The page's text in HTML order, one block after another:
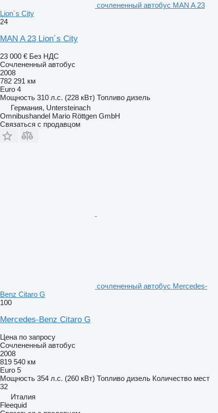
сочлененный автобус MAN A 23
Lion´s City
24
MAN A 23 Lion´s City
23 000 € Без НДС
Сочлененный автобус
2008
782 291 км
Euro 4
Мощность 310 л.с. (228 кВт) Топливо дизель
Германия, Untersteinach
Omnibushandel Mario Röttgen GmbH
Связаться с продавцом
сочлененный автобус Mercedes-
Benz Citaro G
100
Mercedes-Benz Citaro G
Цена по запросу
Сочлененный автобус
2008
819 540 км
Euro 5
Мощность 354 л.с. (260 кВт) Топливо дизель Количество мест
32
Италия
Fleequid